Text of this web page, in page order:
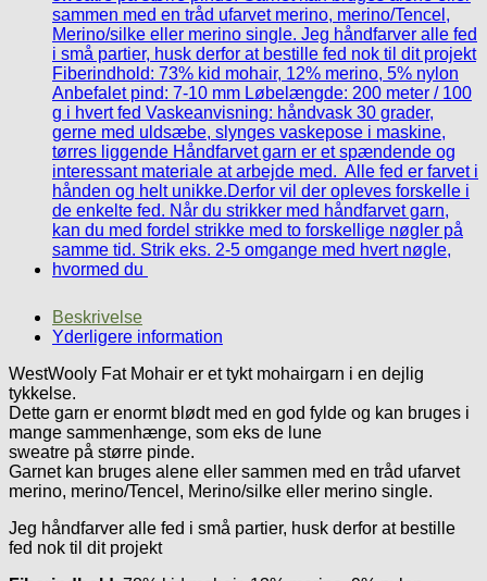
Beskrivelse
Yderligere information
WestWooly Fat Mohair er et tykt mohairgarn i en dejlig
tykkelse.
Dette garn er enormt blødt med en god fylde og kan bruges i
mange sammenhænge, som eks de lune
sweatre på større pinde.
Garnet kan bruges alene eller sammen med en tråd ufarvet
merino, merino/Tencel, Merino/silke eller merino single.
Jeg håndfarver alle fed i små partier, husk derfor at bestille
fed nok til dit projekt